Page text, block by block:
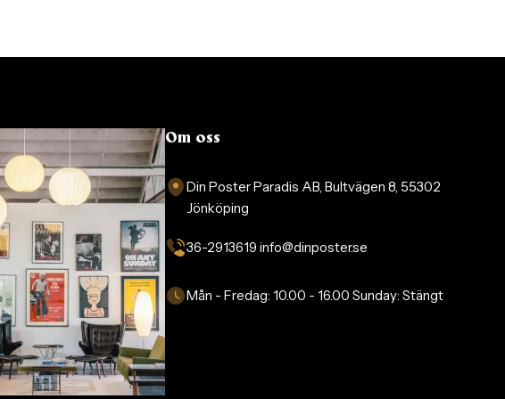
Om oss
Din Poster Paradis AB, Bultvägen 8, 55302
Jönköping
36-2913619 info@dinposter.se​
Mån - Fredag:10.00 - 16.00Sunday:Stängt